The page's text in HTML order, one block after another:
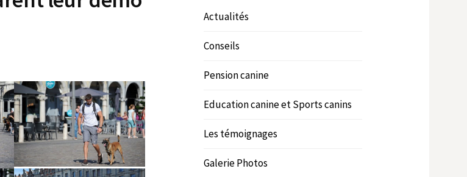
Actualités
Conseils
Pension canine
Education canine et Sports canins
Les témoignages
Galerie Photos